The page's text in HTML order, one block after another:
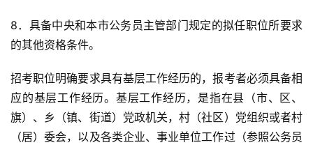
8．具备中央和本市公务员主管部门规定的拟任职位所要求
的其他资格条件。
招考职位明确要求具有基层工作经历的，报考者必须具备相
应的基层工作经历。基层工作经历，是指在县（市、区、
旗）、乡（镇、街道）党政机关，村（社区）党组织或者村
（居）委会，以及各类企业、事业单位工作过（参照公务员